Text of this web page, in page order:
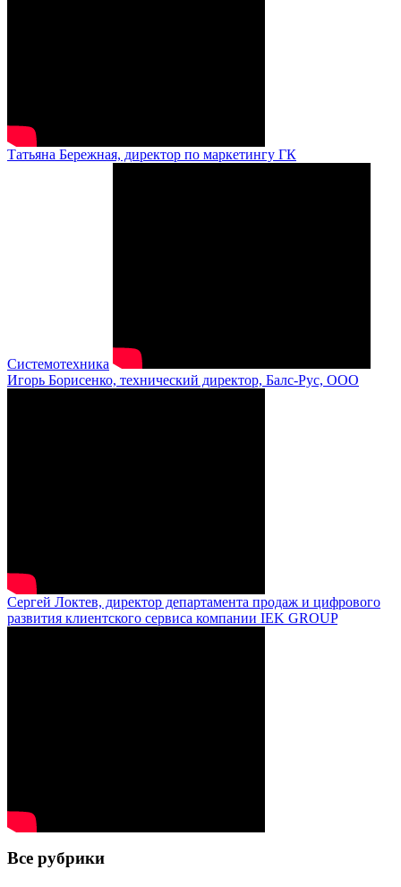
Татьяна Бережная, директор по маркетингу ГК
Системотехника
Игорь Борисенко, технический директор, Балс-Рус, ООО
Сергей Локтев, директор департамента продаж и цифрового
развития клиентского сервиса компании IEK GROUP
Все рубрики